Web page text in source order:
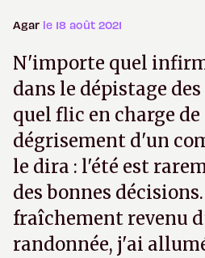
Agar le 18 août 2021
N'importe quel
dans le dépistage
quel flic en charge
dégrisement d'un
le dira : l'été est
des bonnes
fraîchement revenu
randonnée, j'ai